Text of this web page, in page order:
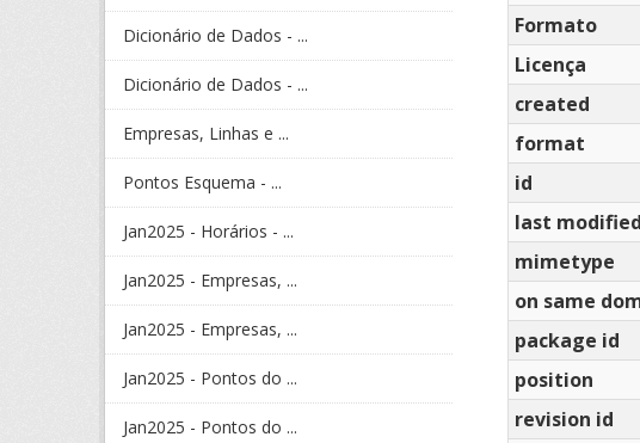
Dicionário de Dados - ...
Dicionário de Dados - ...
Empresas, Linhas e ...
Pontos Esquema - ...
Jan2025 - Horários - ...
Jan2025 - Empresas, ...
Jan2025 - Empresas, ...
Jan2025 - Pontos do ...
Jan2025 - Pontos do ...
Formato
Licença
created
format
id
last modified
mimetype
on same
package id
position
revision id